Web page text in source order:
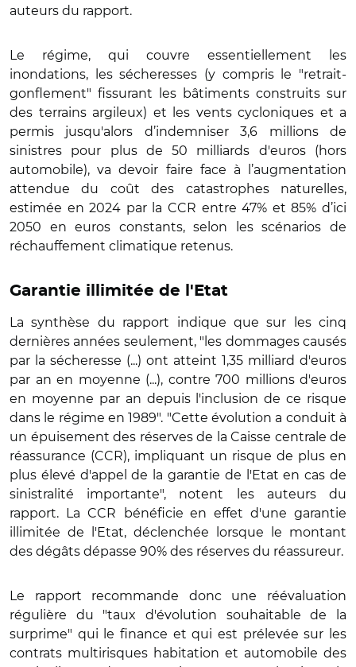
auteurs du rapport.
Le régime, qui couvre essentiellement les
inondations, les sécheresses (y compris le "retrait-
gonflement" fissurant les bâtiments construits sur
des terrains argileux) et les vents cycloniques et a
permis jusqu'alors d’indemniser 3,6 millions de
sinistres pour plus de 50 milliards d'euros (hors
automobile), va devoir faire face à l’augmentation
attendue du coût des catastrophes naturelles,
estimée en 2024 par la CCR entre 47% et 85% d’ici
2050 en euros constants, selon les scénarios de
réchauffement climatique retenus.
Garantie illimitée de l'Etat
La synthèse du rapport indique que sur les cinq
dernières années seulement, "les dommages causés
par la sécheresse (...) ont atteint 1,35 milliard d'euros
par an en moyenne (...), contre 700 millions d'euros
en moyenne par an depuis l'inclusion de ce risque
dans le régime en 1989". "Cette évolution a conduit à
un épuisement des réserves de la Caisse centrale de
réassurance (CCR), impliquant un risque de plus en
plus élevé d'appel de la garantie de l'Etat en cas de
sinistralité importante", notent les auteurs du
rapport. La CCR
bénéficie en effet d'une garantie
illimitée de l'Etat, déclenchée lorsque le montant
des dégâts dépasse 90% des réserves du réassureur.
Le rapport recommande donc une réévaluation
régulière du "taux d'évolution souhaitable de la
surprime" qui le finance et qui est prélevée sur les
contrats multirisques habitation et automobile des